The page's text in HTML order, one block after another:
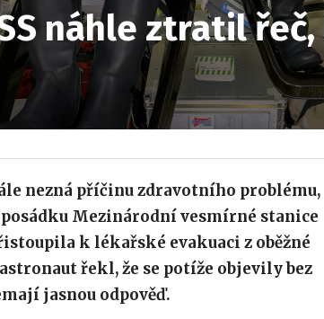
náhle ztratil
nezná příčinu zdravotního problému,
Mezinárodní vesmírné stanice
k lékařské evakuaci z oběžné
řekl, že se potíže objevily bez
jasnou odpověď.